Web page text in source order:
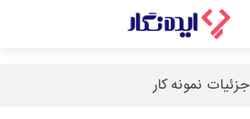
جزئیات نمونه کار